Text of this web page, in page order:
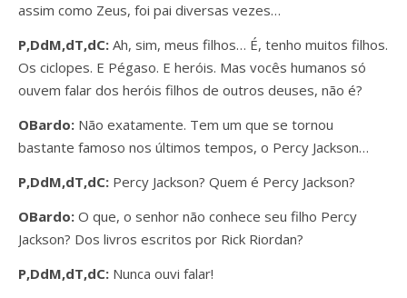
assim como Zeus, foi pai diversas vezes…
P,DdM,dT,dC: Ah, sim, meus filhos… É, tenho muitos filhos.
Os ciclopes. E Pégaso. E heróis. Mas vocês humanos só
ouvem falar dos heróis filhos de outros deuses, não é?
OBardo: Não exatamente. Tem um que se tornou
bastante famoso nos últimos tempos, o Percy Jackson…
P,DdM,dT,dC: Percy Jackson? Quem é Percy Jackson?
OBardo: O que, o senhor não conhece seu filho Percy
Jackson? Dos livros escritos por Rick Riordan?
P,DdM,dT,dC: Nunca ouvi falar!